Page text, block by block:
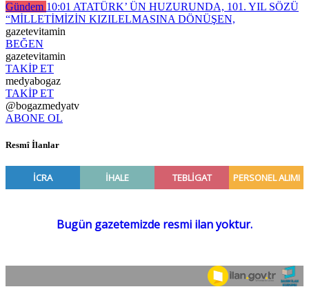
Gündem 10:01 ATATÜRK’ ÜN HUZURUNDA, 101. YIL SÖZÜ
“MİLLETİMİZİN KIZILELMASINA DÖNÜŞEN,
gazetevitamin
BEĞEN
gazetevitamin
TAKİP ET
medyabogaz
TAKİP ET
@bogazmedyatv
ABONE OL
Resmî İlanlar